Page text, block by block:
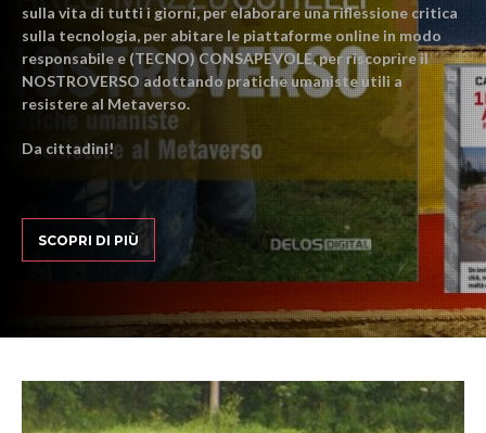
sulla vita di tutti i giorni, per elaborare una riflessione critica
sulla tecnologia, per abitare le piattaforme online in modo
responsabile e (TECNO) CONSAPEVOLE, per riscoprire il
NOSTROVERSO adottando pratiche umaniste utili a
resistere al Metaverso.
Da cittadini!
SCOPRI DI PIÙ